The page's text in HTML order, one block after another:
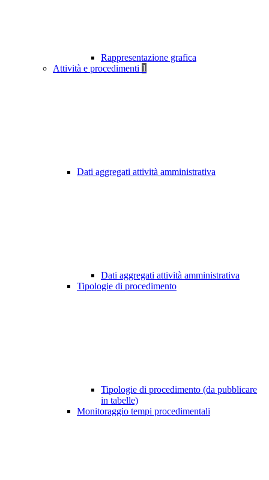
Rappresentazione grafica
Attività e procedimenti 1
Dati aggregati attività amministrativa
Dati aggregati attività amministrativa
Tipologie di procedimento
Tipologie di procedimento (da pubblicare
in tabelle)
Monitoraggio tempi procedimentali